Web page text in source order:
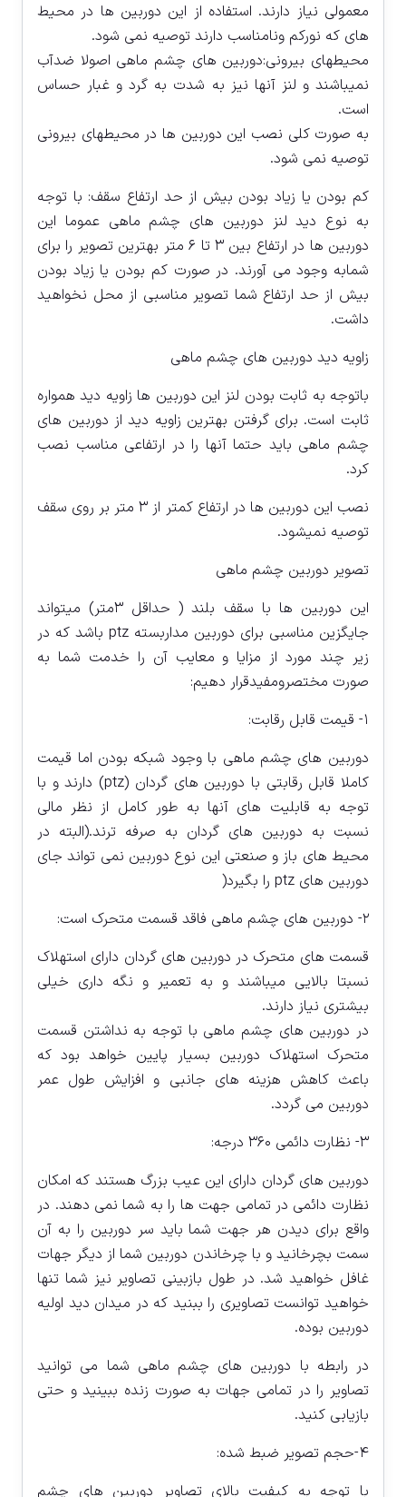
معمولی نیاز دارند. استفاده از این دوربین ها در محیط
های که نورکم ونامناسب دارند توصیه نمی شود.
محیطهای بیرونی:دوربین های چشم ماهی اصولا ضدآب
نمیباشند و لنز آنها نیز به شدت به گرد و غبار حساس
است.
به صورت کلی نصب این دوربین ها در محیطهای بیرونی
توصیه نمی شود.
کم بودن یا زیاد بودن بیش از حد ارتفاع سقف: با توجه
به نوع دید لنز دوربین های چشم ماهی عموما این
دوربین ها در ارتفاع بین ۳ تا ۶ متر بهترین تصویر را برای
شمابه وجود می آورند. در صورت کم بودن یا زیاد بودن
بیش از حد ارتفاع شما تصویر مناسبی از محل نخواهید
داشت.
زاویه دید دوربین های چشم ماهی
باتوجه به ثابت بودن لنز این دوربین ها زاویه دید همواره
ثابت است. برای گرفتن بهترین زاویه دید از دوربین های
چشم ماهی باید حتما آنها را در ارتفاعی مناسب نصب
کرد.
نصب این دوربین ها در ارتفاع کمتر از ۳ متر بر روی سقف
توصیه نمیشود.
تصویر دوربین چشم ماهی
این دوربین ها با سقف بلند ( حداقل ۳متر) میتواند
جایگزین مناسبی برای دوربین مداربسته ptz باشد که در
زیر چند مورد از مزایا و معایب آن را خدمت شما به
صورت مختصرومفیدقرار دهیم:
۱- قیمت قابل رقابت:
دوربین های چشم ماهی با وجود شبکه بودن اما قیمت
کاملا قابل رقابتی با دوربین های گردان (ptz) دارند و با
توجه به قابلیت های آنها به طور کامل از نظر مالی
نسبت به دوربین های گردان به صرفه ترند.(البته در
محیط های باز و صنعتی این نوع دوربین نمی تواند جای
دوربین های ptz را بگیرد(
۲- دوربین های چشم ماهی فاقد قسمت متحرک است:
قسمت های متحرک در دوربین های گردان دارای استهلاک
نسبتا بالایی میباشند و به تعمیر و نگه داری خیلی
بیشتری نیاز دارند.
در دوربین های چشم ماهی با توجه به نداشتن قسمت
متحرک استهلاک دوربین بسیار پایین خواهد بود که
باعث کاهش هزینه های جانبی و افزایش طول عمر
دوربین می گردد.
۳- نظارت دائمی ۳۶۰ درجه:
دوربین های گردان دارای این عیب بزرگ هستند که امکان
نظارت دائمی در تمامی جهت ها را به شما نمی دهند. در
واقع برای دیدن هر جهت شما باید سر دوربین را به آن
سمت بچرخانید و با چرخاندن دوربین شما از دیگر جهات
غافل خواهید شد. در طول بازبینی تصاویر نیز شما تنها
خواهید توانست تصاویری را ببنید که در میدان دید اولیه
دوربین بوده.
در رابطه با دوربین های چشم ماهی شما می توانید
تصاویر را در تمامی جهات به صورت زنده ببینید و حتی
بازیابی کنید.
۴-حجم تصویر ضبط شده:
با توجه به کیفیت بالای تصاویر دوربین های چشم